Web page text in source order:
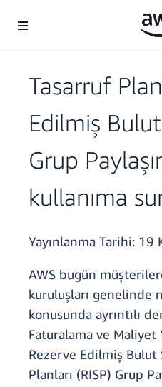
Tasarruf
Edilmiş
Grup
kullanıma
Yayınlanma Tarihi: 19
AWS bugün
kuruluşları genelinde
konusunda ayrıntılı
Faturalama ve
Rezerve Edilmiş Bulut
Planları (RISP) Grup